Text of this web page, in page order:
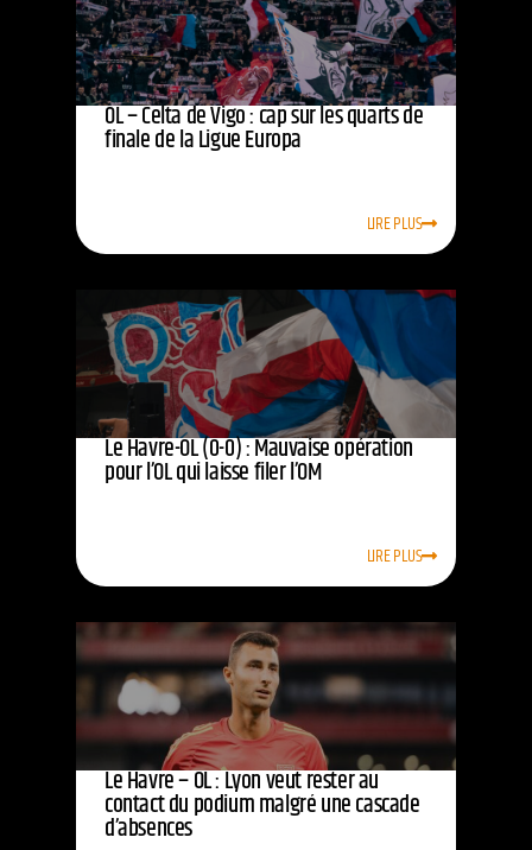
OL – Celta de Vigo : cap sur les quarts de
finale de la Ligue Europa
LIRE PLUS
Le Havre-OL (0-0) : Mauvaise opération
pour l’OL qui laisse filer l’OM
LIRE PLUS
Le Havre – OL : Lyon veut rester au
contact du podium malgré une cascade
d’absences